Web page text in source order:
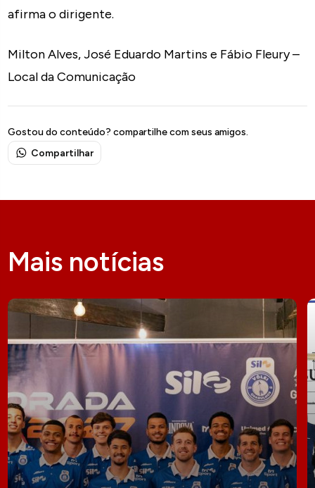
afirma o dirigente.
Milton Alves, José Eduardo Martins e Fábio Fleury –
Local da Comunicação
Gostou do conteúdo? compartilhe com seus amigos.
Compartilhar
Mais notícias